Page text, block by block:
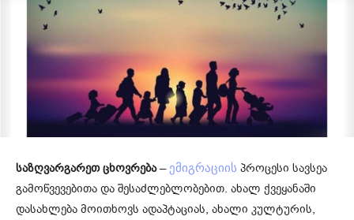
საზღვარგარეთ ცხოვრება– ემიგრაციის პროცესი სავსეა
გამოწვევებითა და შესაძლებლობებით. ახალ ქვეყანაში
დასახლება მოითხოვს ადაპტაციას, ახალი კულტურის,